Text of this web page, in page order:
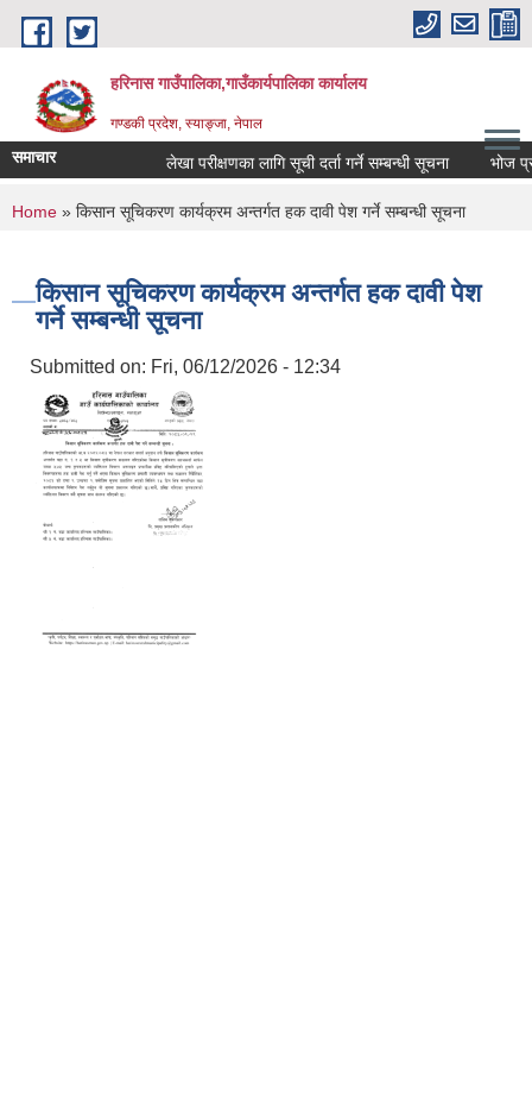
Skip to main content
हरिनास गाउँपालिका,गाउँकार्यपालिका कार्यालय
गण्डकी प्रदेश, स्याङ्जा, नेपाल
समाचार लेखा परीक्षणका लागि सूची दर्ता गर्ने सम्बन्धी सूचना भोज
You are here
Home » किसान सूचिकरण कार्यक्रम अन्तर्गत हक दावी पेश गर्ने सम्बन्धी सूचना
किसान सूचिकरण कार्यक्रम अन्तर्गत हक दावी पेश
गर्ने सम्बन्धी सूचना
Submitted on: Fri, 06/12/2026 - 12:34